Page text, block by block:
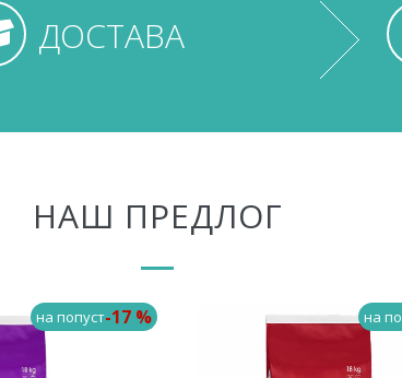
ДОСТАВА
НАШ ПРЕДЛОГ
на попуст-17 % на